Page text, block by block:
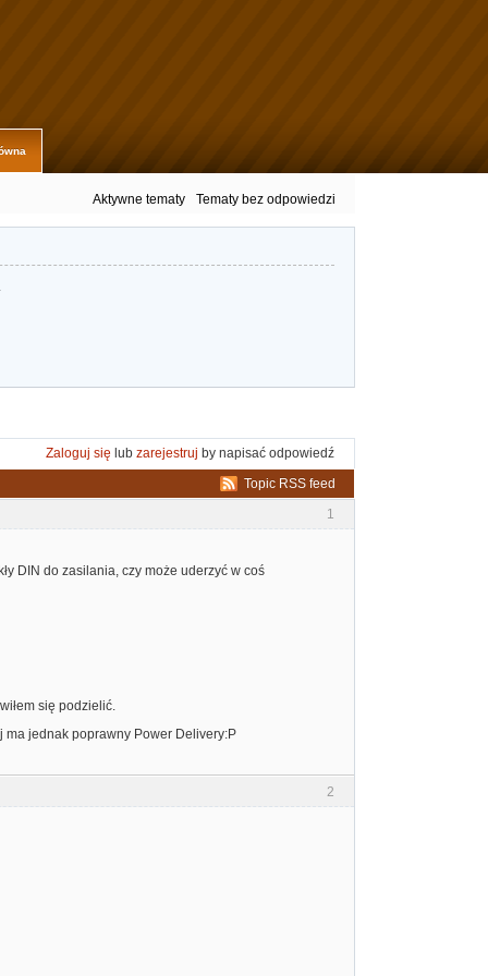
Aktywne tematy Tematy bez odpowiedzi
Zaloguj się lub zarejestruj by napisać odpowiedź
Topic RSS feed
1
DIN do zasilania, czy może uderzyć w coś
się podzielić.
ma jednak poprawny Power Delivery:P
2